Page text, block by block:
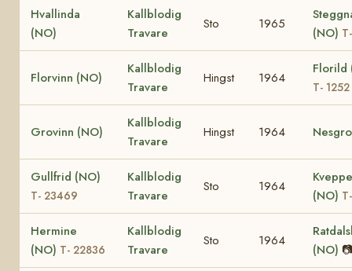
Hvallinda
(NO)
Kallblodig
Travare
Sto 1965
(NO)
Florvinn (NO)
Kallblodig
Travare
Hingst 1964
Florild
T- 1252
Grovinn (NO)
Kallblodig
Travare
Hingst 1964
Gullfrid (NO)
T- 23469
Kallblodig
Travare
Sto 1964
(NO)
Hermine
(NO) T- 22836
Kallblodig
Travare
Sto 1964
(NO)